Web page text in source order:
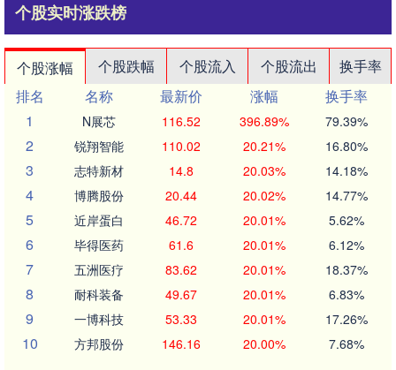
个股实时涨跌榜
个股涨幅 个股跌幅 个股流入 个股流出
换手率
排名
名称 最新价 涨幅
换手率
1
N展芯 116.52 396.89% 79.39%
2 锐翔智能 110.02 20.21% 16.80%
3 志特新材 14.8 20.03% 14.18%
4 博腾股份 20.44 20.02% 14.77%
5 近岸蛋白 46.72 20.01% 5.62%
6 毕得医药 61.6 20.01% 6.12%
7 五洲医疗 83.62 20.01% 18.37%
8 耐科装备 49.67 20.01% 6.83%
9 一博科技 53.33 20.01% 17.26%
10 方邦股份 146.16 20.00% 7.68%